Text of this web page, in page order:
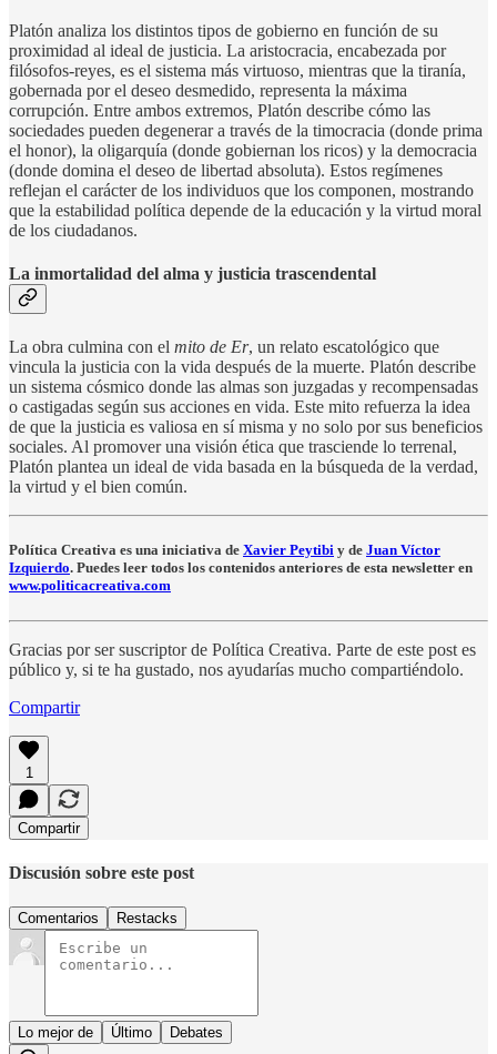
Platón analiza los distintos tipos de gobierno en función de su
proximidad al ideal de justicia. La aristocracia, encabezada por
filósofos-reyes, es el sistema más virtuoso, mientras que la tiranía,
gobernada por el deseo desmedido, representa la máxima
corrupción. Entre ambos extremos, Platón describe cómo las
sociedades pueden degenerar a través de la timocracia (donde prima
el honor), la oligarquía (donde gobiernan los ricos) y la democracia
(donde domina el deseo de libertad absoluta). Estos regímenes
reflejan el carácter de los individuos que los componen, mostrando
que la estabilidad política depende de la educación y la virtud moral
de los ciudadanos.
La inmortalidad del alma y justicia trascendental
La obra culmina con el mito de Er, un relato escatológico que
vincula la justicia con la vida después de la muerte. Platón describe
un sistema cósmico donde las almas son juzgadas y recompensadas
o castigadas según sus acciones en vida. Este mito refuerza la idea
de que la justicia es valiosa en sí misma y no solo por sus beneficios
sociales. Al promover una visión ética que trasciende lo terrenal,
Platón plantea un ideal de vida basada en la búsqueda de la verdad,
la virtud y el bien común.
Política Creativa es una iniciativa de Xavier Peytibi y de Juan Víctor
Izquierdo. Puedes leer todos los contenidos anteriores de esta newsletter en
www.politicacreativa.com
Gracias por ser suscriptor de Política Creativa. Parte de este post es
público y, si te ha gustado, nos ayudarías mucho compartiéndolo.
Compartir
1
Compartir
Discusión sobre este post
Comentarios Restacks
Lo mejor de Último Debates